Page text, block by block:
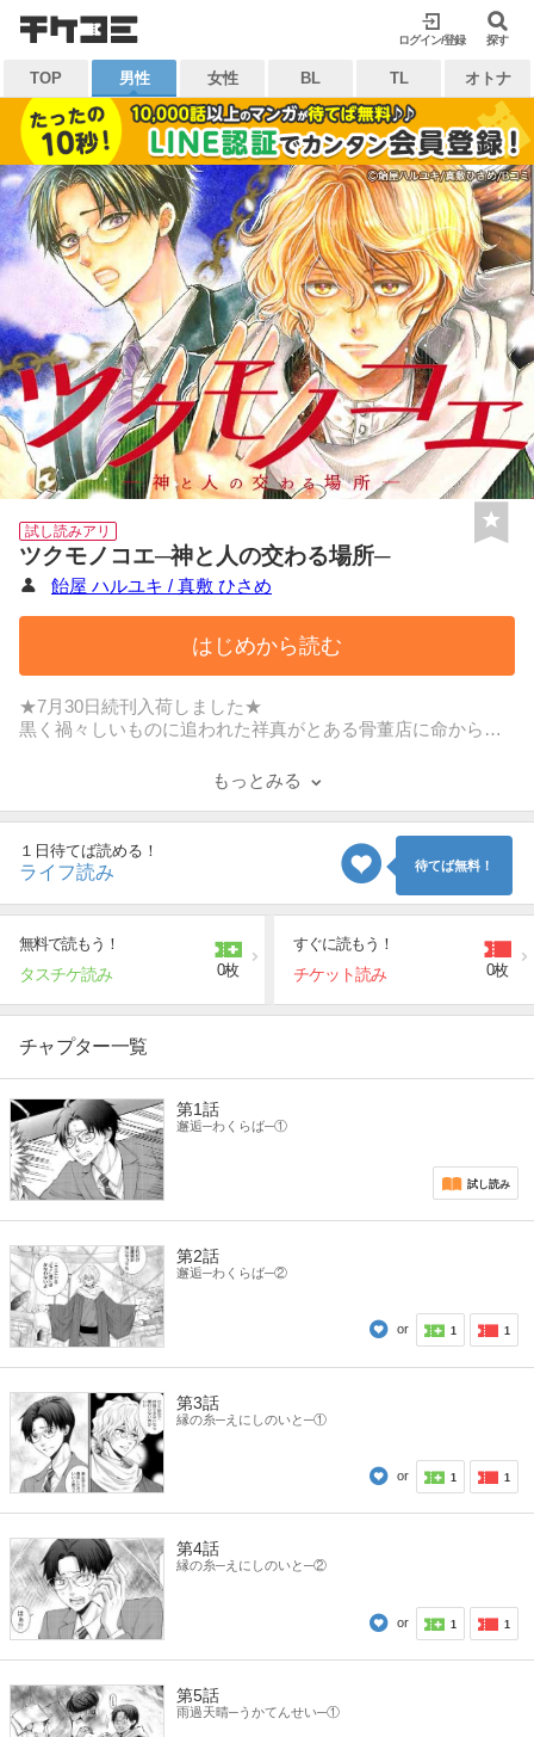
ログイン/登録 探す
TOP 男性 女性 BL TL オトナ
試し読みアリ
ツクモノコエ─神と人の交わる場所─
飴屋 ハルユキ / 真敷 ひさめ
はじめから読む
★7月30日続刊入荷しました★
黒く禍々しいものに追われた祥真がとある骨董店に命からが
二人の出会いが現世と幽世（かくりよ）を繋ぐきっかけとな
り…幕末～大正～現在の縁を繋ぐ和風ファンタジー！
もっとみる
１日待てば読める！
ライフ読み 待てば無料！
無料で読もう！
タスチケ読み 0枚
すぐに読もう！
チケット読み 0枚
チャプター一覧
第1話
邂逅─わくらば─①
試し読み
第2話
邂逅─わくらば─②
or 1 1
第3話
縁の糸─えにしのいと─①
or 1 1
第4話
縁の糸─えにしのいと─②
or 1 1
第5話
雨過天晴─うかてんせい─①
検索
閉じる
キーワードから探す
各一覧から探す
ジャンル タグ
作家 作品
出版社
マイ本棚から探す
最近読んだ作品 お気に入り